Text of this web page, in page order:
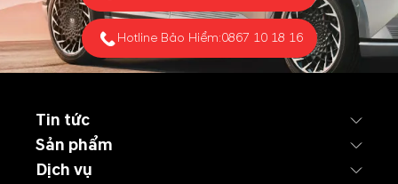
Hotline Bảo Hiểm:0867 10 18 16
Tin tức
Sản phẩm
Dịch vụ